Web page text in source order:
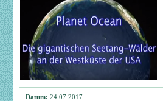
Datum: 24.07.2017